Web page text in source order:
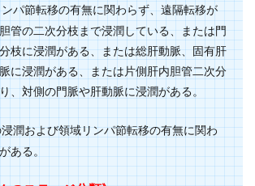
パ節転移の有無に関わらず、遠隔転移が
管の二次分枝まで浸潤している、または門
枝に浸潤がある、または総肝動脈、固有肝
に浸潤がある、または片側肝内胆管二次分
、対側の門脈や肝動脈に浸潤がある。
潤および領域リンパ節転移の有無に関わ
ある。